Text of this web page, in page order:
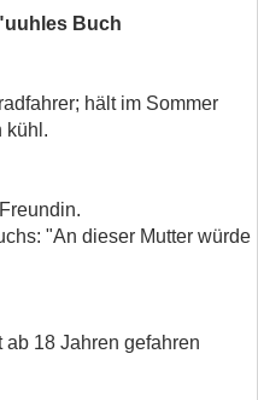
Buch
hält im Sommer
kühl.
"An dieser Mutter würde
18 Jahren gefahren